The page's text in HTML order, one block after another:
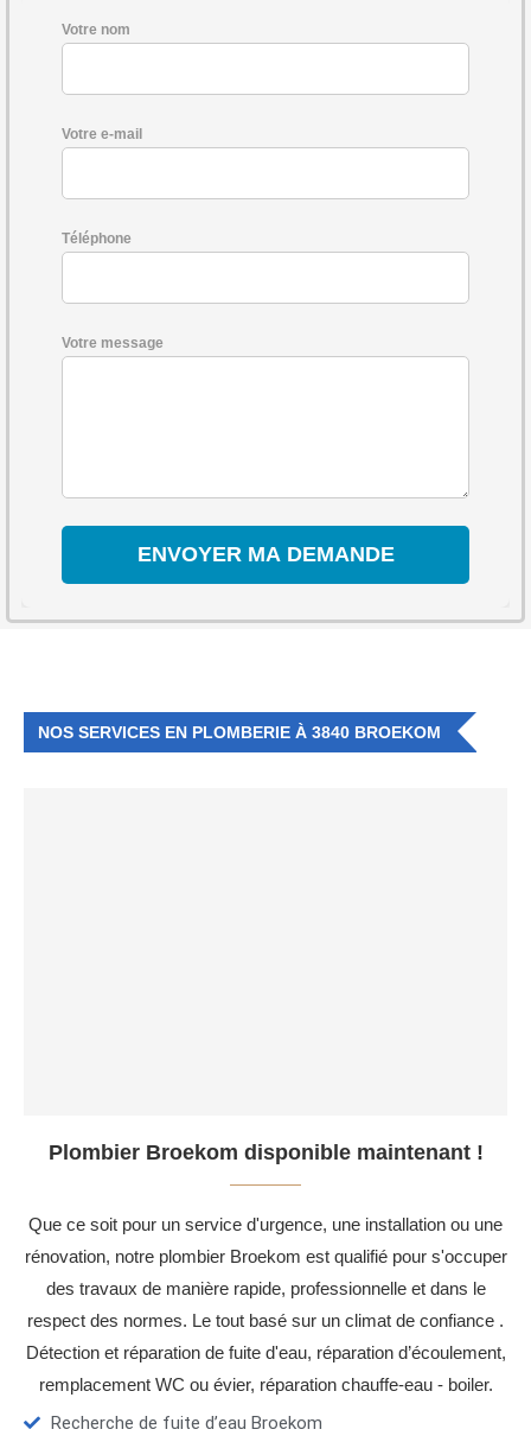
Votre nom
Votre e-mail
Téléphone
Votre message
NOS SERVICES EN PLOMBERIE À 3840 BROEKOM
Plombier Broekom disponible maintenant !
Que ce soit pour un service d'urgence, une installation ou une
rénovation, notre plombier Broekom est qualifié pour s'occuper
des travaux de manière rapide, professionnelle et dans le
respect des normes. Le tout basé sur un climat de confiance .
Détection et réparation de fuite d'eau, réparation d’écoulement,
remplacement WC ou évier, réparation chauffe-eau - boiler.
Recherche de fuite d’eau Broekom